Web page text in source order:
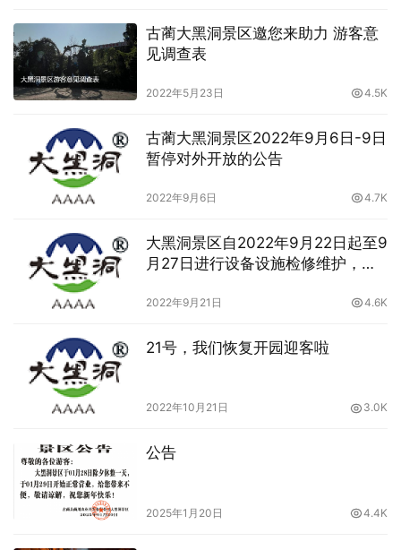
古蔺大黑洞景区邀您来助力 游客意
见调查表
2022年5月23日 4.5K
古蔺大黑洞景区2022年9月6日-9日
暂停对外开放的公告
2022年9月6日 4.7K
大黑洞景区自2022年9月22日起至9
月27日进行设备设施检修维护，景
2022年9月21日 4.6K
21号，我们恢复开园迎客啦
2022年10月21日 3.0K
公告
2025年1月20日 4.4K